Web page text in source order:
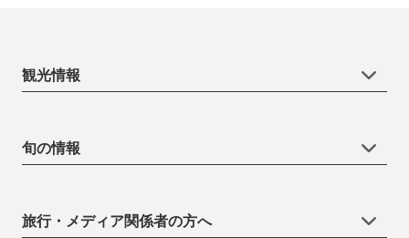
観光情報
旬の情報
旅行・メディア関係者の方へ